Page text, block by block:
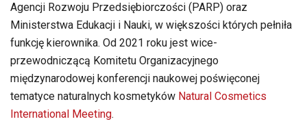
Agencji Rozwoju Przedsiębiorczości (PARP) oraz
Ministerstwa Edukacji i Nauki, w większości których pełniła
funkcję kierownika. Od 2021 roku jest wice-
przewodniczącą Komitetu Organizacyjnego
międzynarodowej konferencji naukowej poświęconej
tematyce naturalnych kosmetyków Natural Cosmetics
International Meeting.